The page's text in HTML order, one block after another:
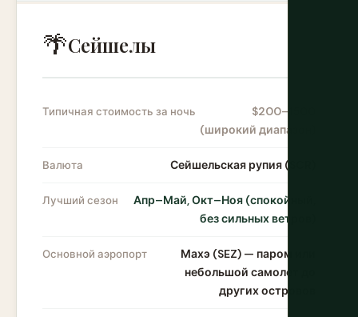
🌴Сейшелы
Типичная стоимость за ночь
$200–1500
(широкий диапазон)
Валюта Сейшельская рупия (SCR)
Лучший сезон
Апр–Май, Окт–Ноя (спокойный,
без сильных ветров)
Основной аэропорт
Махэ (SEZ) — паром или
небольшой самолет до
других островов